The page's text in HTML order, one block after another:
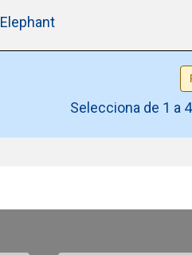
Elephant
Selecciona de 1 a